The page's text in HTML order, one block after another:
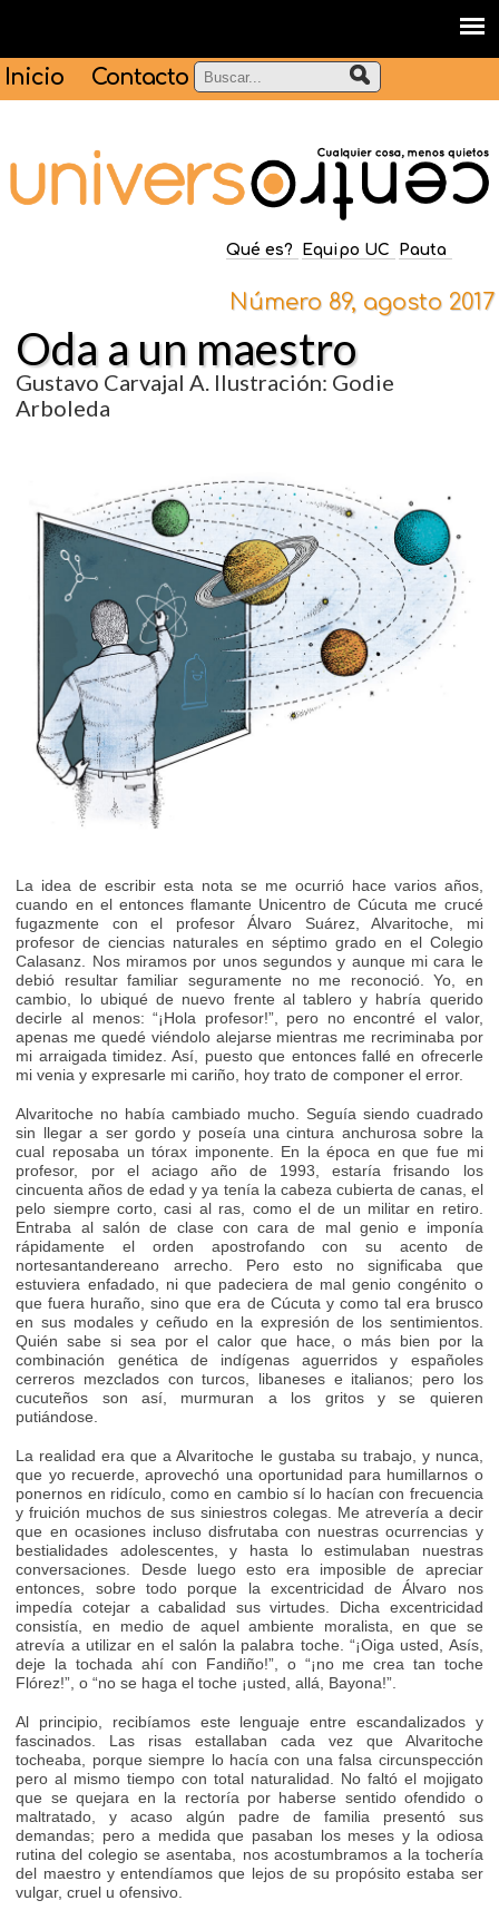
Inicio Contacto
Qué es? Equipo UC Pauta
Número 89, agosto 2017
Oda a un maestro
Gustavo Carvajal A. Ilustración: Godie
Arboleda
La idea de escribir esta nota se me ocurrió hace varios años,
cuando en el entonces flamante Unicentro de Cúcuta me crucé
fugazmente con el profesor Álvaro Suárez, Alvaritoche, mi
profesor de ciencias naturales en séptimo grado en el Colegio
Calasanz. Nos miramos por unos segundos y aunque mi cara le
debió resultar familiar seguramente no me reconoció. Yo, en
cambio, lo ubiqué de nuevo frente al tablero y habría querido
decirle al menos: “¡Hola profesor!”, pero no encontré el valor,
apenas me quedé viéndolo alejarse mientras me recriminaba por
mi arraigada timidez. Así, puesto que entonces fallé en ofrecerle
mi venia y expresarle mi cariño, hoy trato de componer el error.
Alvaritoche no había cambiado mucho. Seguía siendo cuadrado
sin llegar a ser gordo y poseía una cintura anchurosa sobre la
cual reposaba un tórax imponente. En la época en que fue mi
profesor, por el aciago año de 1993, estaría frisando los
cincuenta años de edad y ya tenía la cabeza cubierta de canas, el
pelo siempre corto, casi al ras, como el de un militar en retiro.
Entraba al salón de clase con cara de mal genio e imponía
rápidamente el orden apostrofando con su acento de
nortesantandereano arrecho. Pero esto no significaba que
estuviera enfadado, ni que padeciera de mal genio congénito o
que fuera huraño, sino que era de Cúcuta y como tal era brusco
en sus modales y ceñudo en la expresión de los sentimientos.
Quién sabe si sea por el calor que hace, o más bien por la
combinación genética de indígenas aguerridos y españoles
cerreros mezclados con turcos, libaneses e italianos; pero los
cucuteños son así, murmuran a los gritos y se quieren
putiándose.
La realidad era que a Alvaritoche le gustaba su trabajo, y nunca,
que yo recuerde, aprovechó una oportunidad para humillarnos o
ponernos en ridículo, como en cambio sí lo hacían con frecuencia
y fruición muchos de sus siniestros colegas. Me atrevería a decir
que en ocasiones incluso disfrutaba con nuestras ocurrencias y
bestialidades adolescentes, y hasta lo estimulaban nuestras
conversaciones. Desde luego esto era imposible de apreciar
entonces, sobre todo porque la excentricidad de Álvaro nos
impedía cotejar a cabalidad sus virtudes. Dicha excentricidad
consistía, en medio de aquel ambiente moralista, en que se
atrevía a utilizar en el salón la palabra toche. “¡Oiga usted, Asís,
deje la tochada ahí con Fandiño!”, o “¡no me crea tan toche
Flórez!”, o “no se haga el toche ¡usted, allá, Bayona!”.
Al principio, recibíamos este lenguaje entre escandalizados y
fascinados. Las risas estallaban cada vez que Alvaritoche
tocheaba, porque siempre lo hacía con una falsa circunspección
pero al mismo tiempo con total naturalidad. No faltó el mojigato
que se quejara en la rectoría por haberse sentido ofendido o
maltratado, y acaso algún padre de familia presentó sus
demandas; pero a medida que pasaban los meses y la odiosa
rutina del colegio se asentaba, nos acostumbramos a la tochería
del maestro y entendíamos que lejos de su propósito estaba ser
vulgar, cruel u ofensivo.